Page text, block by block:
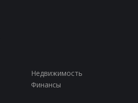
Недвижимость
Финансы